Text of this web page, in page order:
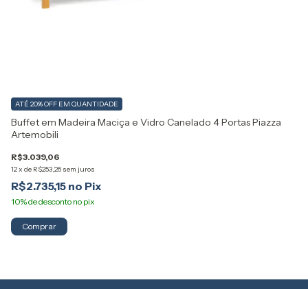
Buffet em Madeira Maciça e Vidro Canelado 4 Portas Piazza
Artemobili
R$3.039,06
12x de R$253,26 sem juros
ATÉ 20% OFF EM QUANTIDADE
R$2.735,15